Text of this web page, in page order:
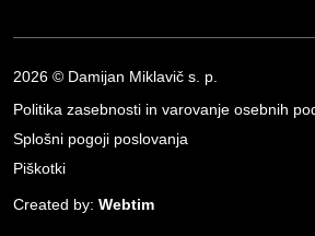
2026 © Damijan Miklavič s. p.
Politika zasebnosti in varovanje osebnih
Splošni pogoji poslovanja
Piškotki
Created by: Webtim